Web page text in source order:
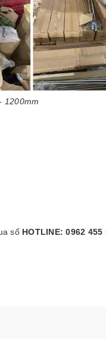
1200mm
số HOTLINE: 0962 455